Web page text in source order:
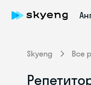
Skyeng Все